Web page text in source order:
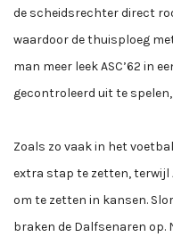
de scheidsrechter direct
waardoor de thuisploeg
man meer leek ASC’62 in
gecontroleerd uit te
Zoals zo vaak in het
extra stap te zetten, terwijl
om te zetten in kansen.
braken de Dalfsenaren op.